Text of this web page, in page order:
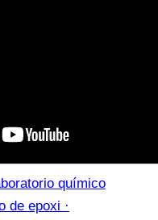
químico
de epoxi ·